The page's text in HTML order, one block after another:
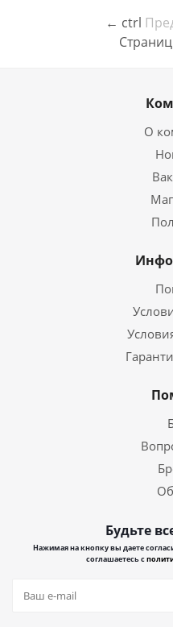
← ctrl
О
Будьте
Нажимая на кнопку вы даете
соглашаетесь с